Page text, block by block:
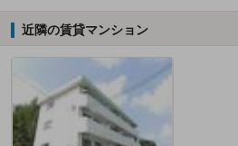
近隣の賃貸マンション